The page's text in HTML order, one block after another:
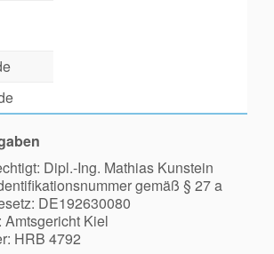
Dipl.-Ing. Mathias Kunstein
gemäß § 27 a
DE192630080
Kiel
HRB 4792